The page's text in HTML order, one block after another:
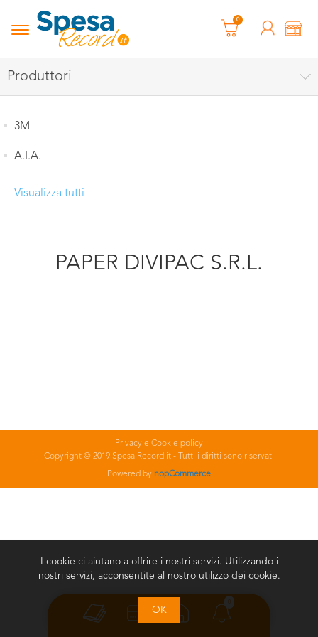
0
Produttori
3M
A.I.A.
Visualizza tutti
PAPER DIVIPAC S.R.L.
Privacy e Cookie policy
Copyright © 2019 Spesa Record.it - Tutti i diritti sono riservati
Powered by nopCommerce
I cookie ci aiutano a offrire i nostri servizi. Utilizzando i
nostri servizi, acconsentite al nostro utilizzo dei cookie.
OK